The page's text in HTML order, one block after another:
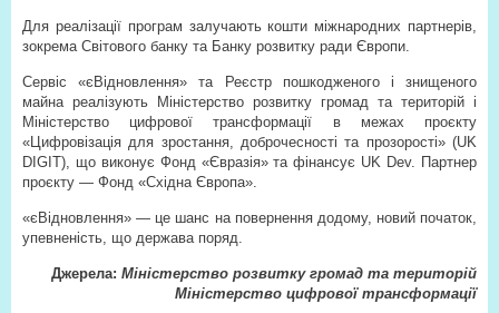
Для реалізації програм залучають кошти міжнародних партнерів,
зокрема Світового банку та Банку розвитку ради Європи.
Сервіс «єВідновлення» та Реєстр пошкодженого і знищеного
майна реалізують Міністерство розвитку громад та територій і
Міністерство цифрової трансформації в межах проєкту
«Цифровізація для зростання, доброчесності та прозорості» (UK
DIGIT), що виконує Фонд «Євразія» та фінансує UK Dev. Партнер
проєкту — Фонд «Східна Європа».
«єВідновлення» — це шанс на повернення додому, новий початок,
упевненість, що держава поряд.
Джерела: Міністерство розвитку громад та територій
Міністерство цифрової трансформації